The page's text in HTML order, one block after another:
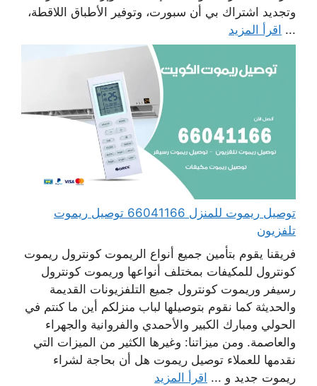
وتجديد اشتراك بي أن سبورت، وتوفير الأطباق اللاقطة،
... اقرأ المزيد
توصيل ريموت للمنزل 66041166 توصيل ريموت
تلفزيون
فريقنا يقوم بتأمين جميع أنواع الريموت كونترول ريموت
كونترول للمكيفات بمختلف أنواعها وريموت كونترول
رسيفر وريموت كونترول جميع التلفزيونات القديمة
والحديثة كما نقوم بتوصيلها لباب منزلكم أين ما كنتم في
الحولي ومبارك الكبير والأحمدي والفروانية والجهراء
والعاصمة. ومن ميزاتنا: وغيرها الكثير من الميزات التي
نقدمها للعملاء توصيل ريموت هل أن بحاجة لشراء
ريموت جديد و ... اقرأ المزيد